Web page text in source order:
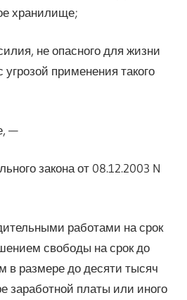
хранилище;
не опасного для жизни
применения такого
—
закона от 08.12.2003 N
работами на срок
свободы на срок до
в размере до десяти тысяч
заработной платы или иного